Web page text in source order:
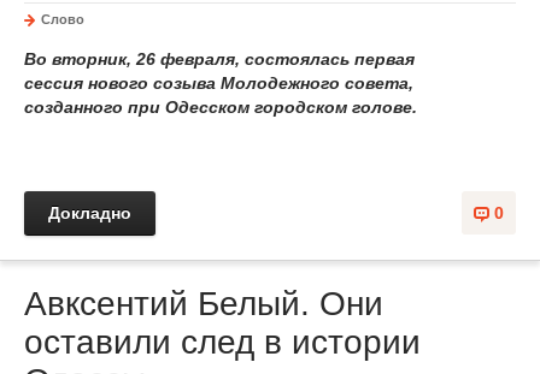
Слово
Во вторник, 26 февраля, состоялась первая
сессия нового созыва Молодежного совета,
созданного при Одесском городском голове.
0
Докладно
Авксентий Белый. Они
оставили след в истории